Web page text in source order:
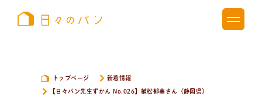
トップページ 新着情報
【日々パン先生ずかん No.026】植松郁美さん（静岡県）